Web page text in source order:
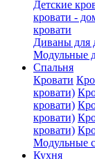
Детские
кровати -
кровати
Диваны для
Модульные
Спальня
Кровати
кровати)
кровати)
кровати)
кровати)
Модульные
Кухня